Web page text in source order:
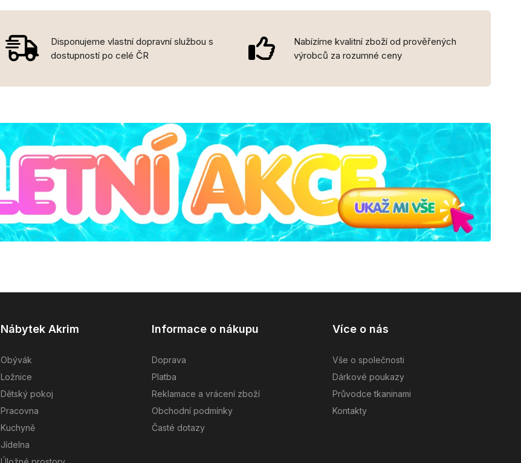
Disponujeme vlastní dopravní službou s
dostupností po celé ČR
Nabízíme kvalitní zboží od prověřených
výrobců za rozumné ceny
Nábytek Akrim
Obývák
Ložnice
Dětský pokoj
Pracovna
Kuchyně
Jídelna
Informace o nákupu
Doprava
Platba
Reklamace a vrácení zboží
Obchodní podmínky
Časté dotazy
Více o nás
Vše o společnosti
Dárkové poukazy
Průvodce tkaninami
Kontakty